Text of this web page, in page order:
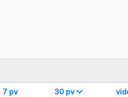
7 pv 30 pv